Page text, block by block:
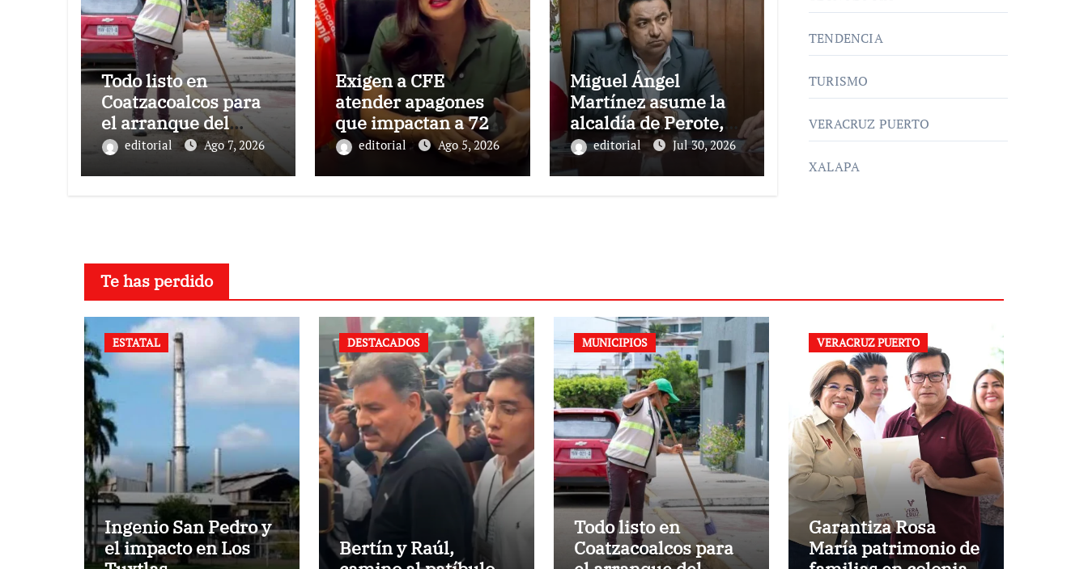
Todo listo en
Coatzacoalcos para
el arranque del
Festival del Mar
editorial Ago 7, 2026
Exigen a CFE
atender apagones
que impactan a 72
municipios
editorial Ago 5, 2026
Miguel Ángel
Martínez asume la
alcaldía de Perote,
Veracruz
editorial Jul 30, 2026
TENDENCIA
TURISMO
VERACRUZ PUERTO
XALAPA
Te has perdido
ESTATAL
Ingenio San Pedro y
el impacto en Los
DESTACADOS
Bertín y Raúl,
MUNICIPIOS
Todo listo en
Coatzacoalcos para
VERACRUZ PUERTO
Garantiza Rosa
María patrimonio de